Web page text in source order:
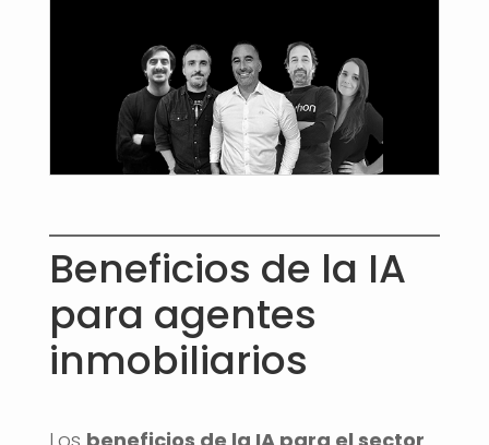
Beneficios de la IA
para agentes
inmobiliarios